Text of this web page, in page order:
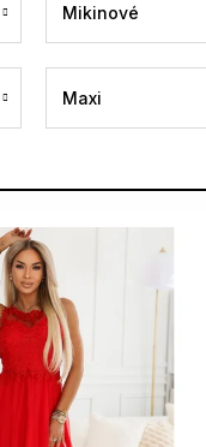
Mikinové
Maxi